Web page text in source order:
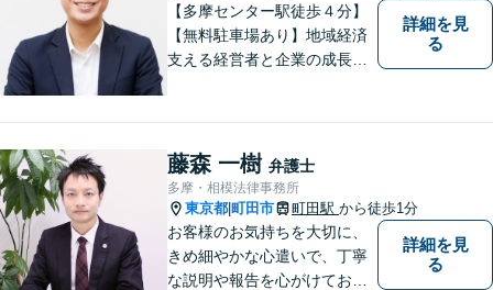
【多摩センター駅徒歩４分】
【無料駐車場あり】地域経済
支える経営者と企業の成長を
事故、相続、成年後見、不動
産など幅広く法律問題に対応
しますので、お気軽にご相談
を。
詳細を見
る
藤森 一樹 弁護士
多摩・相模法律事務所
東京都 町田市 町田駅 から徒歩1分
お客様のお気持ちを大切に、
きめ細やかな心遣いで、丁寧
な説明や報告を心がけており
詳細を見
る